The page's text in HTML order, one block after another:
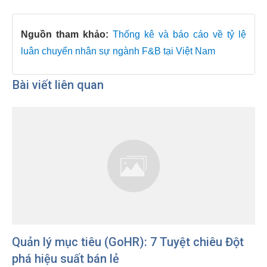
Nguồn tham khảo: Thống kê và báo cáo về tỷ lệ
luân chuyển nhân sự ngành F&B tại Việt Nam
Bài viết liên quan
Quản lý mục tiêu (GoHR): 7 Tuyệt chiêu Đột
phá hiệu suất bán lẻ